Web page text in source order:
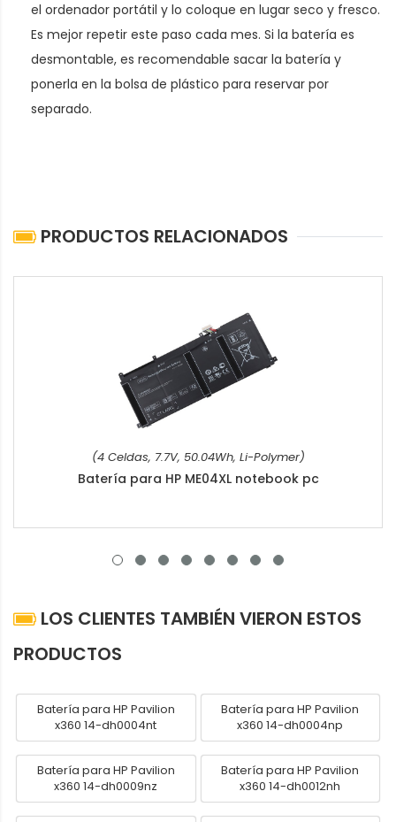
el ordenador portátil y lo coloque en lugar seco y fresco.
Es mejor repetir este paso cada mes. Si la batería es
desmontable, es recomendable sacar la batería y
ponerla en la bolsa de plástico para reservar por
separado.
PRODUCTOS RELACIONADOS
(4 Celdas, 7.7V, 50.04Wh, Li-Polymer)
Batería para HP ME04XL notebook pc
LOS CLIENTES TAMBIÉN VIERON ESTOS
PRODUCTOS
Batería para HP Pavilion
x360 14-dh0004nt
Batería para HP Pavilion
x360 14-dh0004np
Batería para HP Pavilion
x360 14-dh0009nz
Batería para HP Pavilion
x360 14-dh0012nh